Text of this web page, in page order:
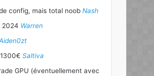
config, mais total noob Nash
2024 Warren
Saltiva
GPU (éventuellement avec